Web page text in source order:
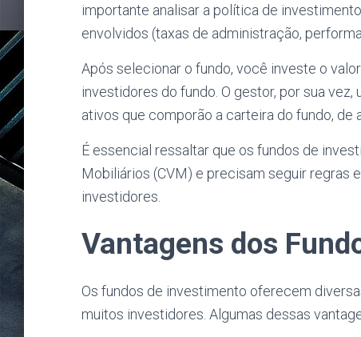
importante analisar a política de
envolvidos (taxas de administração,
Após selecionar o fundo, você investe o
investidores do fundo. O gestor, por sua
ativos que comporão a carteira do fundo, de
É essencial ressaltar que os fundos de
Mobiliários (CVM) e precisam seguir
investidores.
Vantagens dos
Os fundos de investimento oferecem
muitos investidores. Algumas dessas